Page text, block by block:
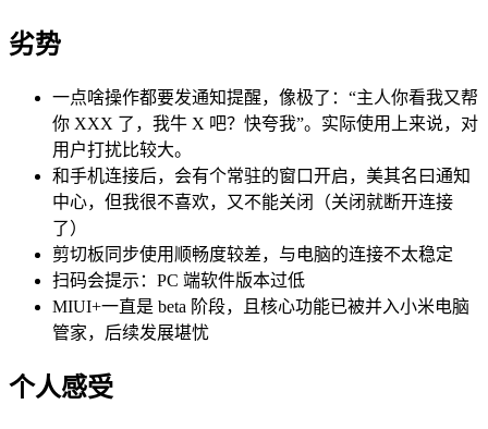
劣势
一点啥操作都要发通知提醒，像极了：“主人你看我又帮
你 XXX 了，我牛 X 吧？快夸我”。实际使用上来说，对
用户打扰比较大。
和手机连接后，会有个常驻的窗口开启，美其名曰通知
中心，但我很不喜欢，又不能关闭（关闭就断开连接
了）
剪切板同步使用顺畅度较差，与电脑的连接不太稳定
扫码会提示：PC 端软件版本过低
MIUI+一直是 beta 阶段，且核心功能已被并入小米电脑
管家，后续发展堪忧
个人感受